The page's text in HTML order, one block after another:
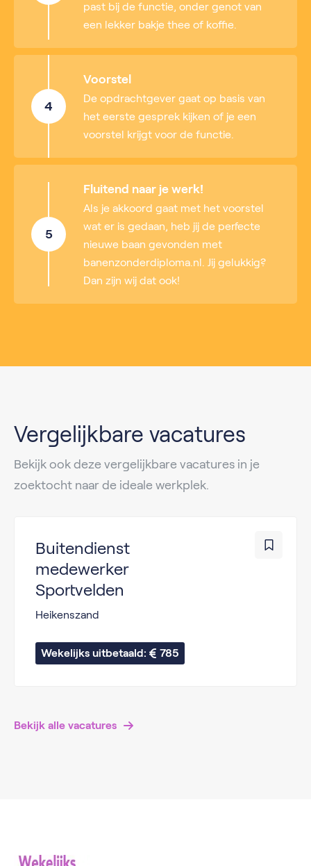
past bij de functie, onder genot van
een lekker bakje thee of koffie.
4
Voorstel
De opdrachtgever gaat op basis van
het eerste gesprek kijken of je een
voorstel krijgt voor de functie.
5
Fluitend naar je werk!
Als je akkoord gaat met het voorstel
wat er is gedaan, heb jij de perfecte
nieuwe baan gevonden met
banenzonderdiploma.nl. Jij gelukkig?
Dan zijn wij dat ook!
Vergelijkbare vacatures
Bekijk ook deze vergelijkbare vacatures in je
zoektocht naar de ideale werkplek.
Buitendienst
medewerker
Sportvelden
Heikenszand
Wekelijks uitbetaald: 785
Bekijk alle vacatures